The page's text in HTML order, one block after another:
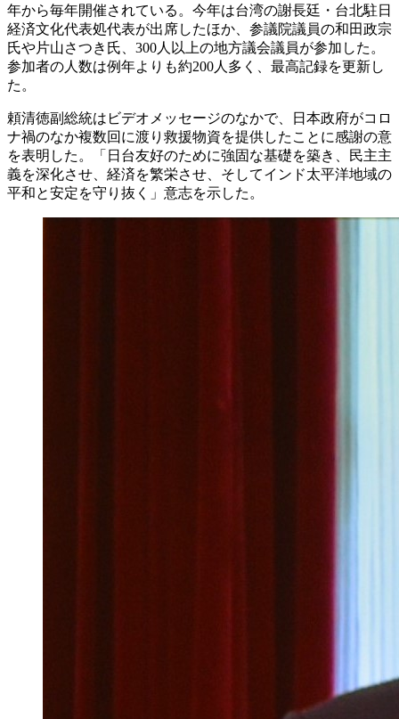
年から毎年開催されている。今年は台湾の謝長廷・台北駐日
経済文化代表処代表が出席したほか、参議院議員の和田政宗
氏や片山さつき氏、300人以上の地方議会議員が参加した。
参加者の人数は例年よりも約200人多く、最高記録を更新し
た。
頼清徳副総統はビデオメッセージのなかで、日本政府がコロ
ナ禍のなか複数回に渡り救援物資を提供したことに感謝の意
を表明した。「日台友好のために強固な基礎を築き、民主主
義を深化させ、経済を繁栄させ、そしてインド太平洋地域の
平和と安定を守り抜く」意志を示した。